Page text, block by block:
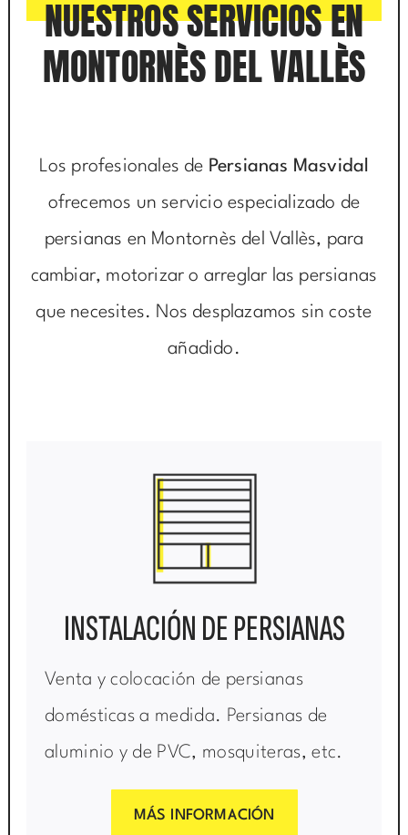
NUESTROS SERVICIOS EN
MONTORNÈS DEL VALLÈS
Los profesionales de Persianas Masvidal
ofrecemos un servicio especializado de
persianas en Montornès del Vallès, para
cambiar, motorizar o arreglar las persianas
que necesites. Nos desplazamos sin coste
añadido.
INSTALACIÓN DE PERSIANAS
Venta y colocación de persianas
domésticas a medida. Persianas de
aluminio y de PVC, mosquiteras, etc.
MÁS INFORMACIÓN